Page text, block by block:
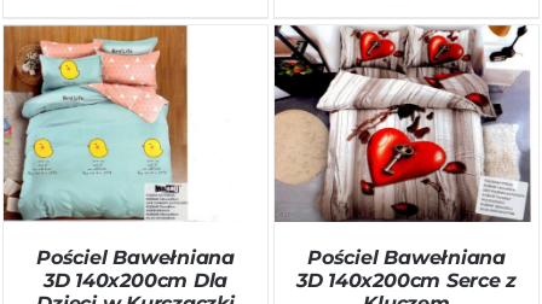
DODAJ DO KOSZYKA
SZCZEGÓŁY
Pościel Bawełniana
3D 140x200cm Dla
DODAJ DO KOSZYKA
/
SZCZEGÓŁY
Pościel Bawełniana
3D 140x200cm Serce z